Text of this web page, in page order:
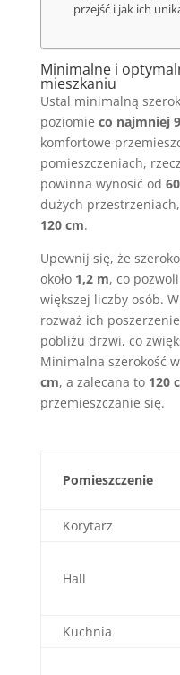
przejść i jak ich
Minimalne i
mieszkaniu
Ustal minimalną
poziomie co najmniej
komfortowe
pomieszczeniach,
powinna wynosić od
dużych
120 cm.
Upewnij się, że
około 1,2 m, co
większej liczby osób.
rozważ ich
pobliżu drzwi, co
Minimalna szerokość
cm, a zalecana to 120
przemieszczanie się.
Pomieszczenie
Korytarz
Hall
Kuchnia